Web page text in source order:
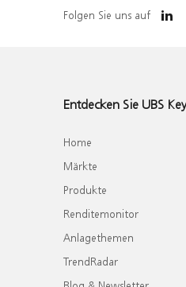
Folgen Sie uns auf
Entdecken Sie UBS
Home
Märkte
Produkte
Renditemonitor
Anlagethemen
TrendRadar